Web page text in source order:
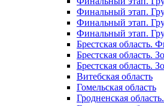
Финальный этап.
Финальный этап.
Финальный этап.
Брестская область.
Брестская область.
Брестская область.
Витебская область
Гомельская область
Гродненская